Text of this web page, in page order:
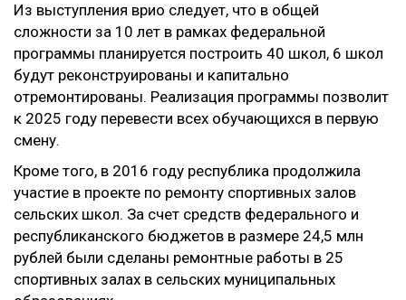
Из выступления врио следует, что в общей
сложности за 10 лет в рамках федеральной
программы планируется построить 40 школ, 6 школ
будут реконструированы и капитально
отремонтированы. Реализация программы позволит
к 2025 году перевести всех обучающихся в первую
смену.
Кроме того, в 2016 году республика продолжила
участие в проекте по ремонту спортивных залов
сельских школ. За счет средств федерального и
республиканского бюджетов в размере 24,5 млн
рублей были сделаны ремонтные работы в 25
спортивных залах в сельских муниципальных